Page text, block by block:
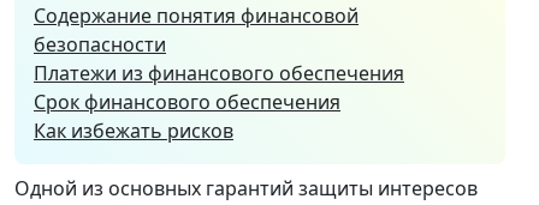
Содержание понятия финансовой
безопасности
Платежи из финансового обеспечения
Срок финансового обеспечения
Как избежать рисков
Одной из основных гарантий защиты интересов